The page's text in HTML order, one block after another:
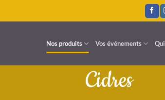
Nos produits Vos événements
Cidres